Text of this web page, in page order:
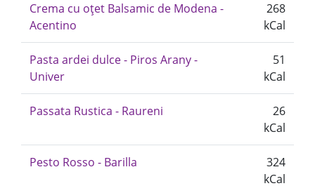
Crema cu oțet Balsamic de Modena -
Acentino
268
kCal
Pasta ardei dulce - Piros Arany -
Univer
51
kCal
Passata Rustica - Raureni
26
kCal
Pesto Rosso - Barilla
324
kCal